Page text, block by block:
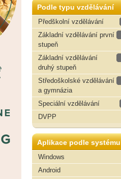
Podle typu vzdělávání
Předškolní vzdělávání
Základní vzdělávání první
stupeň
Základní vzdělávání
druhý stupeň
Středoškolské vzdělávání
a gymnázia
Speciální vzdělávání
DVPP
Aplikace podle systému
Windows
Android